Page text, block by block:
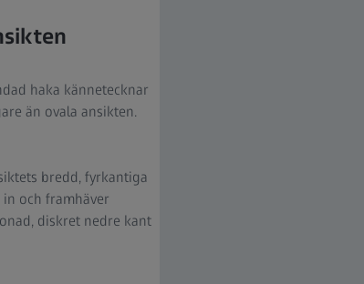
haka kännetecknar
än ovala ansikten.
bredd, fyrkantiga
och framhäver
diskret nedre kant